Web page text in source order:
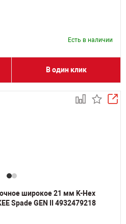
Есть в наличии
В один клик
широкое 21 мм K-Hex
Spade GEN II 4932479218